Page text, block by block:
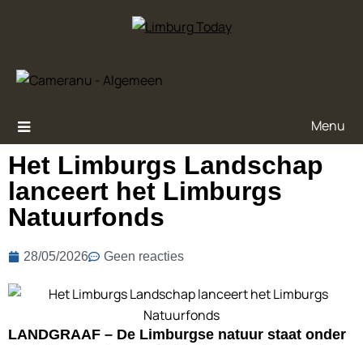
Menu
Het Limburgs Landschap
lanceert het Limburgs
Natuurfonds
28/05/2026 Geen reacties
LANDGRAAF – De Limburgse natuur staat onder